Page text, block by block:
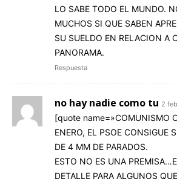
LO SABE TODO EL MUNDO.
MUCHOS SI QUE SABEN
SU SUELDO EN RELACION A
PANORAMA.
Respuesta
no hay nadie como tu 2
[quote name=»COMUNISMO
ENERO, EL PSOE CONSIGUE
DE 4 MM DE PARADOS.
ESTO NO ES UNA
DETALLE PARA ALGUNOS